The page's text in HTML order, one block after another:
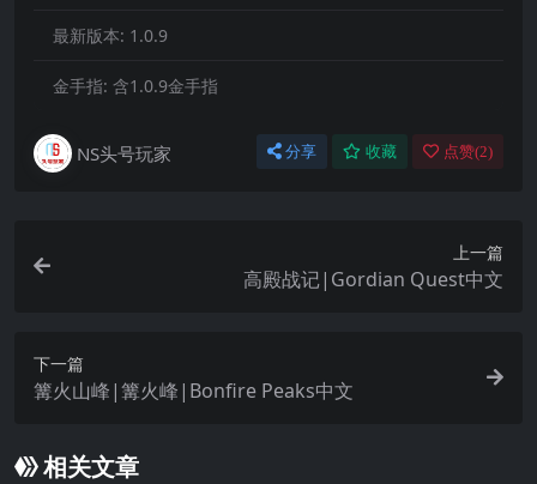
最新版本: 1.0.9
金手指: 含1.0.9金手指
NS头号玩家 分享 收藏 点赞(2)
上一篇
高殿战记|Gordian Quest中文
下一篇
篝火山峰|篝火峰|Bonfire Peaks中文
相关文章